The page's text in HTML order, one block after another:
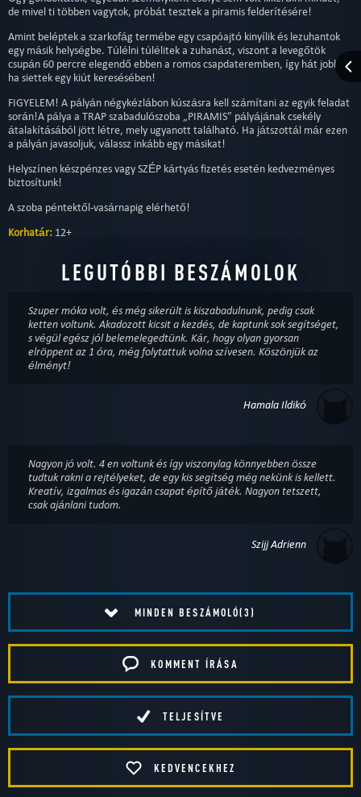
de mivel ti többen vagytok, próbát tesztek a piramis felderítésére!
Amint beléptek a szarkofág termébe egy csapóajtó kinyílik és lezuhantok
egy másik helységbe. Túlélni túlélitek a zuhanást, viszont a levegőtök
csupán 60 percre elegendő ebben a romos csapdateremben, így hát jobb,
ha siettek egy kiút keresésében!
FIGYELEM! A pályán négykézlábon kúszásra kell számítani az egyik feladat
során!A pálya a TRAP szabadulószoba „PIRAMIS” pályájának csekély
átalakításából jött létre, mely ugyanott található. Ha játszottál már ezen
a pályán javasoljuk, válassz inkább egy másikat!
Helyszínen készpénzes vagy SZÉP kártyás fizetés esetén kedvezményes
biztosítunk!
A szoba péntektől-vasárnapig elérhető!
Korhatár: 12+
LEGUTÓBBI BESZÁMOLOK
Szuper móka volt, és még sikerült is kiszabadulnunk, pedig csak
ketten voltunk. Akadozott kicsit a kezdés, de kaptunk sok segítséget,
s végül egész jól belemelegedtünk. Kár, hogy olyan gyorsan
elröppent az 1 óra, még folytattuk volna szívesen. Köszönjük az
élményt!
Hamala Ildikó
Nagyon jó volt. 4 en voltunk és így viszonylag könnyebben össze
tudtuk rakni a rejtélyeket, de egy kis segítség még nekünk is kellett.
Kreatív, izgalmas és igazán csapat építő játék. Nagyon tetszett,
csak ajánlani tudom.
Szijj Adrienn
MINDEN BESZÁMOLÓ(3)
KOMMENT ÍRÁSA
TELJESÍTVE
KEDVENCEKHEZ